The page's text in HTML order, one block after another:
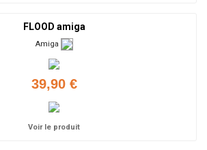
FLOOD amiga
Amiga
39,90 €
Voir le produit